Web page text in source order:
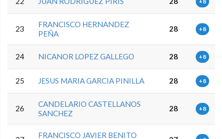
23
FRANCISCO HERNANDEZ
PEÑA
28 +8
24 NICANOR LOPEZ GALLEGO 28 +8
25 JESUS MARIA GARCIA PINILLA 28 +8
26
CANDELARIO CASTELLANOS
SANCHEZ
28 +8
FRANCISCO JAVIER BENITO